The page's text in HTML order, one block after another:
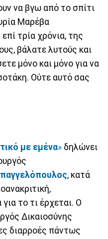
να βγω από το σπίτι
Μαρέβα
τρία χρόνια, της
βάλατε λυτούς και
μόνο και μόνο για να
Ούτε αυτό σας
με εμένα» δηλώνει
, κατά
το τι έρχεται. Ο
Δικαιοσύνης
διαρροές πάντως